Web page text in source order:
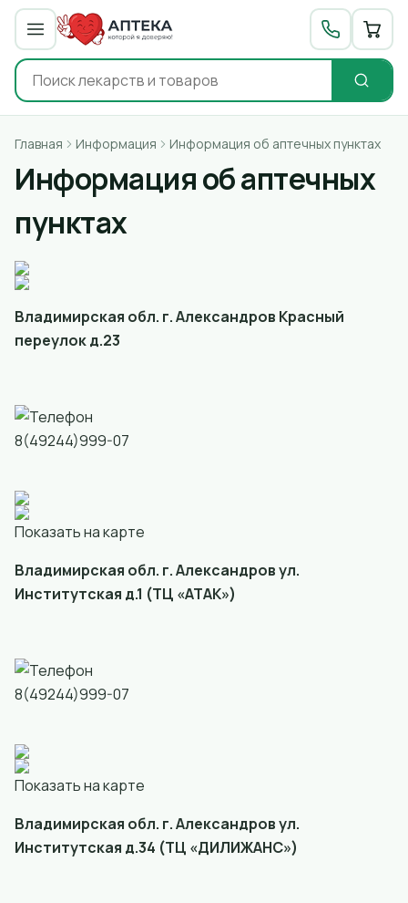
Главная Информация Информация об аптечных пунктах
Информация об аптечных
пунктах
Владимирская обл. г. Александров Красный
переулок д.23
8(49244)999-07
Показать на карте
Владимирская обл. г. Александров ул.
Институтская д.1 (ТЦ «АТАК»)
8(49244)999-07
Показать на карте
Владимирская обл. г. Александров ул.
Институтская д.34 (ТЦ «ДИЛИЖАНС»)